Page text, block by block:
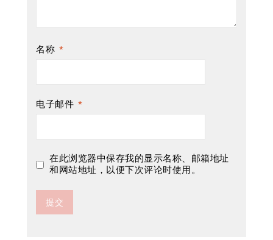
名称 *
电子邮件 *
在此浏览器中保存我的显示名称、邮箱地址
和网站地址，以便下次评论时使用。